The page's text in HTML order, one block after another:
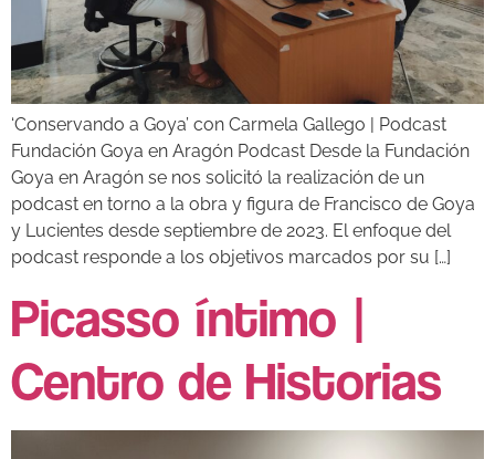
‘Conservando a Goya’ con Carmela Gallego | Podcast
Fundación Goya en Aragón Podcast Desde la Fundación
Goya en Aragón se nos solicitó la realización de un
podcast en torno a la obra y figura de Francisco de Goya
y Lucientes desde septiembre de 2023. El enfoque del
podcast responde a los objetivos marcados por su […]
Picasso íntimo |
Centro de Historias